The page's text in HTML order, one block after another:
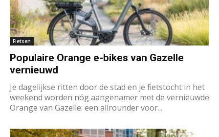
Fietsen
Populaire Orange e-bikes van Gazelle
vernieuwd
Je dagelijkse ritten door de stad en je fietstocht in het
weekend worden nóg aangenamer met de vernieuwde
Orange van Gazelle: een allrounder voor...